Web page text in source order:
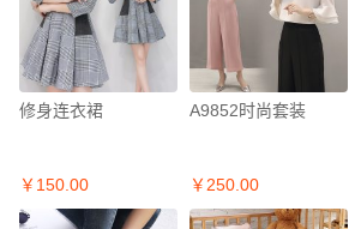
修身连衣裙
￥150.00
A9852时尚套装
￥250.00